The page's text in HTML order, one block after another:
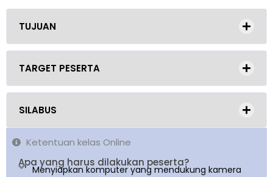
TUJUAN
TARGET PESERTA
SILABUS
Ketentuan kelas Online
Apa yang harus dilakukan peserta?
Menyiapkan komputer yang mendukung kamera